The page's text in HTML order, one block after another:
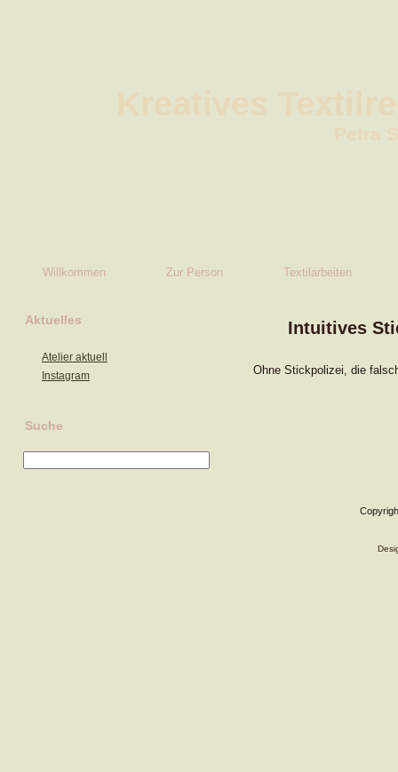
Willkommen Zur Person Textilarbeiten
Aktuelles
Atelier aktuell
Instagram
Suche
Intuitives
Ohne Stickpolizei, die